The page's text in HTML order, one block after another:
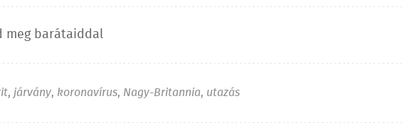
meg barátaiddal
,járvány, koronavírus, Nagy-Britannia, utazás